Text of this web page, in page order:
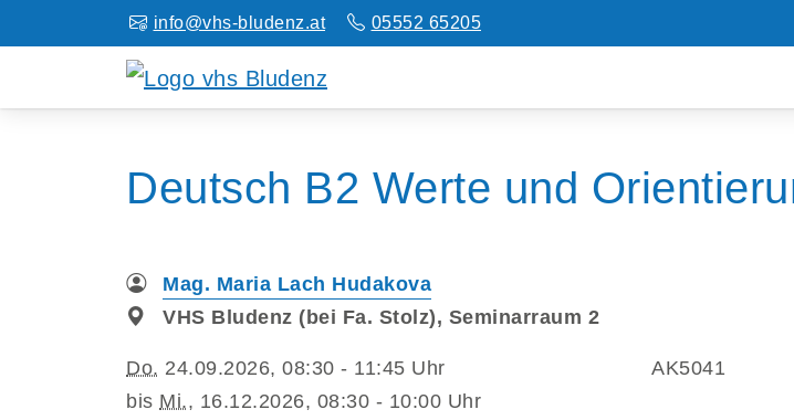
info@vhs-bludenz.at 05552 65205
Deutsch B2 Werte und
Mag. Maria Lach Hudakova
VHS Bludenz (bei Fa. Stolz), Seminarraum 2
Do. 24.09.2026, 08:30 - 11:45 Uhr
bis Mi., 16.12.2026, 08:30 - 10:00 Uhr
AK5041